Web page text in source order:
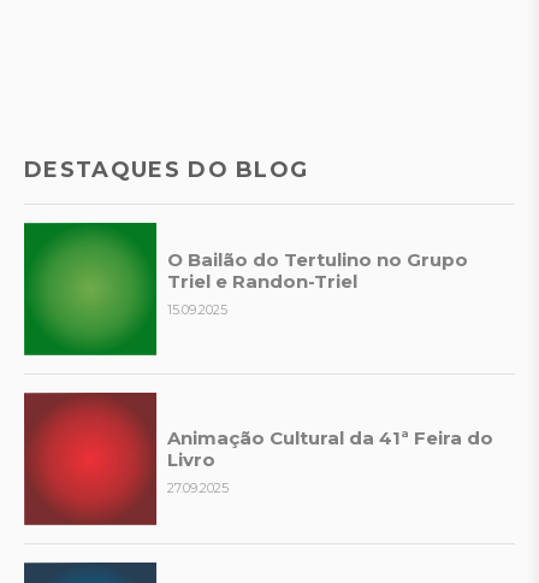
DESTAQUES DO BLOG
O Bailão do Tertulino no Grupo
Triel e Randon-Triel
15.09.2025
Animação Cultural da 41ª Feira do
Livro
27.09.2025